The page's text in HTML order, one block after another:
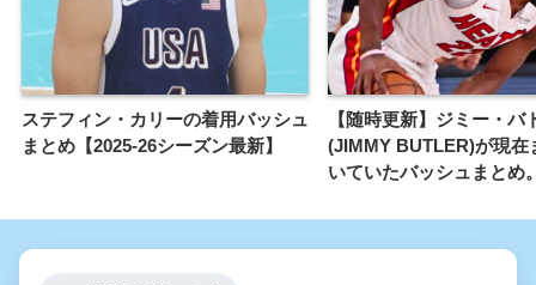
ステフィン・カリーの着用バッシュ
まとめ【2025-26シーズン最新】
【随時更新】ジミー・バ
(JIMMY BUTLER)が現在
いていたバッシュまとめ